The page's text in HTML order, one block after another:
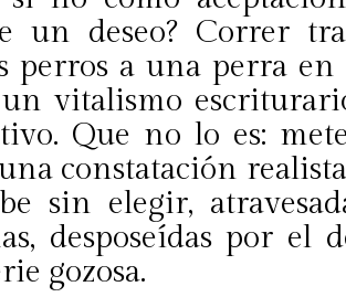
un deseo? Correr
perros a una perra
vitalismo
Que no lo es:
constatación
sin elegir,
desposeídas por el
gozosa.